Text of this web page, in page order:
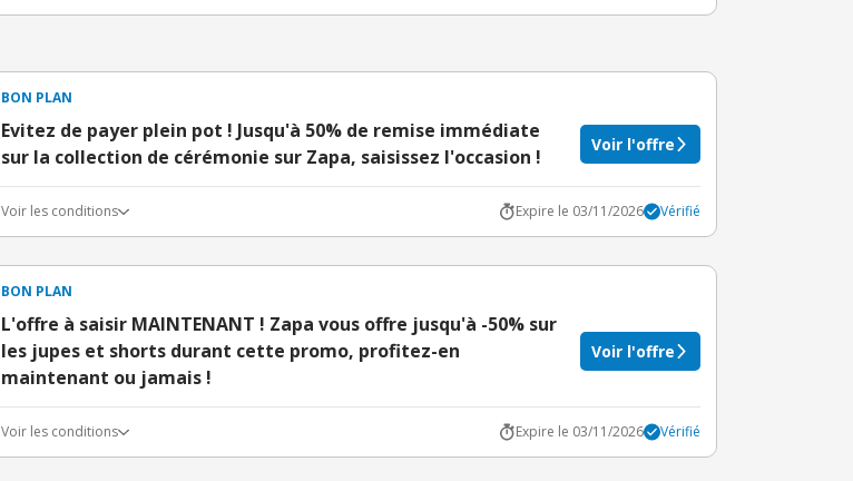
BON PLAN
Evitez de payer plein pot ! Jusqu'à 50% de remise immédiate
sur la collection de cérémonie sur Zapa, saisissez l'occasion !
Voir l'offre
Voir les conditions Expire le 03/11/2026 Vérifié
BON PLAN
L'offre à saisir MAINTENANT ! Zapa vous offre jusqu'à -50% sur
les jupes et shorts durant cette promo, profitez-en
maintenant ou jamais !
Voir l'offre
Voir les conditions Expire le 03/11/2026 Vérifié